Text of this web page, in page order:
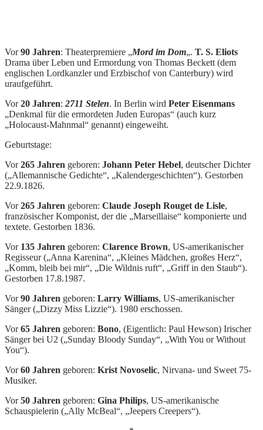
Vor90 Jahren: Theaterpremiere „Mord im Dom„. T. S. Eliots
Drama über Leben und Ermordung von Thomas Beckett (dem
englischen Lordkanzler und Erzbischof von Canterbury) wird
uraufgeführt.
Vor20 Jahren: 2711 Stelen. In Berlin wird Peter Eisenmans
„Denkmal für die ermordeten Juden Europas“ (auch kurz
„Holocaust-Mahnmal“ genannt) eingeweiht.
Geburtstage:
Vor265 Jahren geboren: Johann Peter Hebel, deutscher Dichter
(„Allemannische Gedichte“, „Kalendergeschichten“). Gestorben
22.9.1826.
Vor265 Jahren geboren: Claude Joseph Rouget de Lisle,
französischer Komponist, der die „Marseillaise“ komponierte und
textete. Gestorben 1836.
Vor 135 Jahren geboren: Clarence Brown, US-amerikanischer
Regisseur („Anna Karenina“, „Kleines Mädchen, großes Herz“,
„Komm, bleib bei mir“, „Die Wildnis ruft“, „Griff in den Staub“).
Gestorben 17.8.1987.
Vor90 Jahren geboren: Larry Williams, US-amerikanischer
Sänger („Dizzy Miss Lizzie“). 1980 erschossen.
Vor65 Jahren geboren: Bono, (Eigentlich: Paul Hewson) Irischer
Sänger bei U2 („Sunday Bloody Sunday“, „With You or Without
You“).
Vor60 Jahren geboren: Krist Novoselic, Nirvana- und Sweet 75-
Musiker.
Vor50 Jahren geboren: Gina Philips, US-amerikanische
Schauspielerin („Ally McBeal“, „Jeepers Creepers“).